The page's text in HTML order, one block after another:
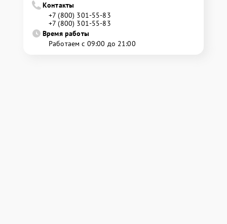
Контакты
+7 (800) 301-55-83
+7 (800) 301-55-83
Время работы
Работаем с 09:00 до 21:00